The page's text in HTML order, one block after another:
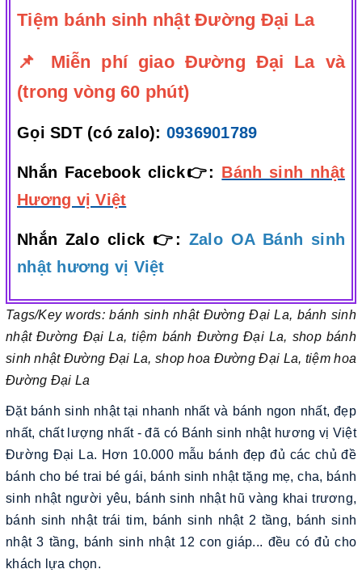
Tiệm bánh sinh nhật Đường Đại La
📌 Miễn phí giao Đường Đại La và
(trong vòng 60 phút)
Gọi SDT (có zalo): 0936901789
Nhắn Facebook click👉: Bánh sinh nhật
Hương vị Việt
Nhắn Zalo click 👉: Zalo OA Bánh sinh
nhật hương vị Việt
Tags/Key words: bánh sinh nhật Đường Đại La, bánh sinh
nhật Đường Đại La, tiệm bánh Đường Đại La, shop bánh
sinh nhật Đường Đại La, shop hoa Đường Đại La, tiệm hoa
Đường Đại La
Đặt bánh sinh nhật tại nhanh nhất và bánh ngon nhất, đẹp
nhất, chất lượng nhất - đã có Bánh sinh nhật hương vị Việt
Đường Đại La. Hơn 10.000 mẫu bánh đẹp đủ các chủ đề
bánh cho bé trai bé gái, bánh sinh nhật tặng mẹ, cha, bánh
sinh nhật người yêu, bánh sinh nhật hũ vàng khai trương,
bánh sinh nhật trái tim, bánh sinh nhật 2 tầng, bánh sinh
nhật 3 tầng, bánh sinh nhật 12 con giáp... đều có đủ cho
khách lựa chọn.